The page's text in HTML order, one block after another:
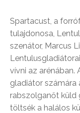
Spartacust, a
tulajdonosa,
szenátor, Marcus
vívni az arénában.
gladiátor számára
rabszolganőt küld
töltsék a halálos